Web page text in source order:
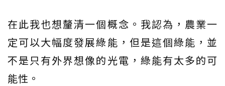
在此我也想釐清一個概念。我認為，農業一
定可以大幅度發展綠能，但是這個綠能，並
不是只有外界想像的光電，綠能有太多的可
能性。